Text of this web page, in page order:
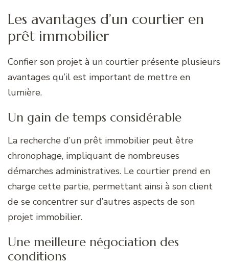
Les avantages d’un courtier en
prêt immobilier
Confier son projet à un courtier présente plusieurs
avantages qu’il est important de mettre en
lumière.
Un gain de temps considérable
La recherche d’un prêt immobilier peut être
chronophage, impliquant de nombreuses
démarches administratives. Le courtier prend en
charge cette partie, permettant ainsi à son client
de se concentrer sur d’autres aspects de son
projet immobilier.
Une meilleure négociation des
conditions